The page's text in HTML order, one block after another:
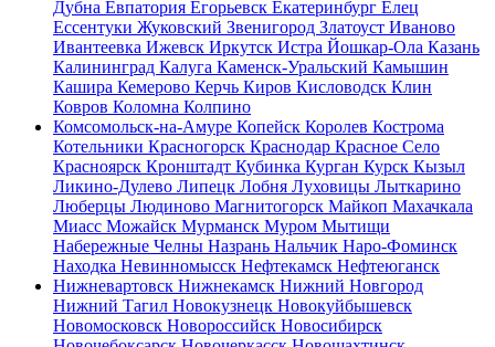
Дубна Евпатория Егорьевск Екатеринбург Елец
Ессентуки Жуковский Звенигород Златоуст Иваново
Ивантеевка Ижевск Иркутск Истра Йошкар-Ола Казань
Калининград Калуга Каменск-Уральский Камышин
Кашира Кемерово Керчь Киров Кисловодск Клин
Ковров Коломна Колпино
Комсомольск-на-Амуре Копейск Королев Кострома
Котельники Красногорск Краснодар Красное Село
Красноярск Кронштадт Кубинка Курган Курск Кызыл
Ликино-Дулево Липецк Лобня Луховицы Лыткарино
Люберцы Людиново Магнитогорск Майкоп Махачкала
Миасс Можайск Мурманск Муром Мытищи
Набережные Челны Назрань Нальчик Наро-Фоминск
Находка Невинномысск Нефтекамск Нефтеюганск
Нижневартовск Нижнекамск Нижний Новгород
Нижний Тагил Новокузнецк Новокуйбышевск
Новомосковск Новороссийск Новосибирск